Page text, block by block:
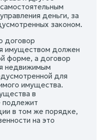
деньги, за
законом.
договор
имуществом должен
форме, а договор
недвижимым
для
имущества.
в
подлежит
в том же порядке,
на это